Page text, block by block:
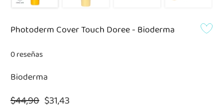
Photoderm Cover Touch Doree - Bioderma
0 reseñas
Bioderma
$44,90 $31,43